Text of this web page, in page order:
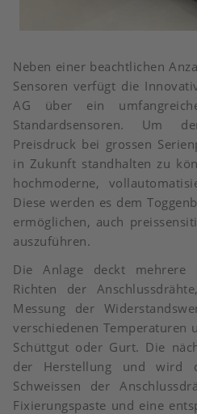
Neben einer beachtlichen
Sensoren verfügt die
AG über ein
Standardsensoren. Um
Preisdruck bei grossen
in Zukunft standhalten zu
hochmoderne,
Diese werden es dem
ermöglichen, auch
auszuführen.
Die Anlage deckt mehrere
Richten der
Messung der
verschiedenen Temperaturen
Schüttgut oder Gurt. Die
der Herstellung und wird
Schweissen der
Fixierungspaste und eine